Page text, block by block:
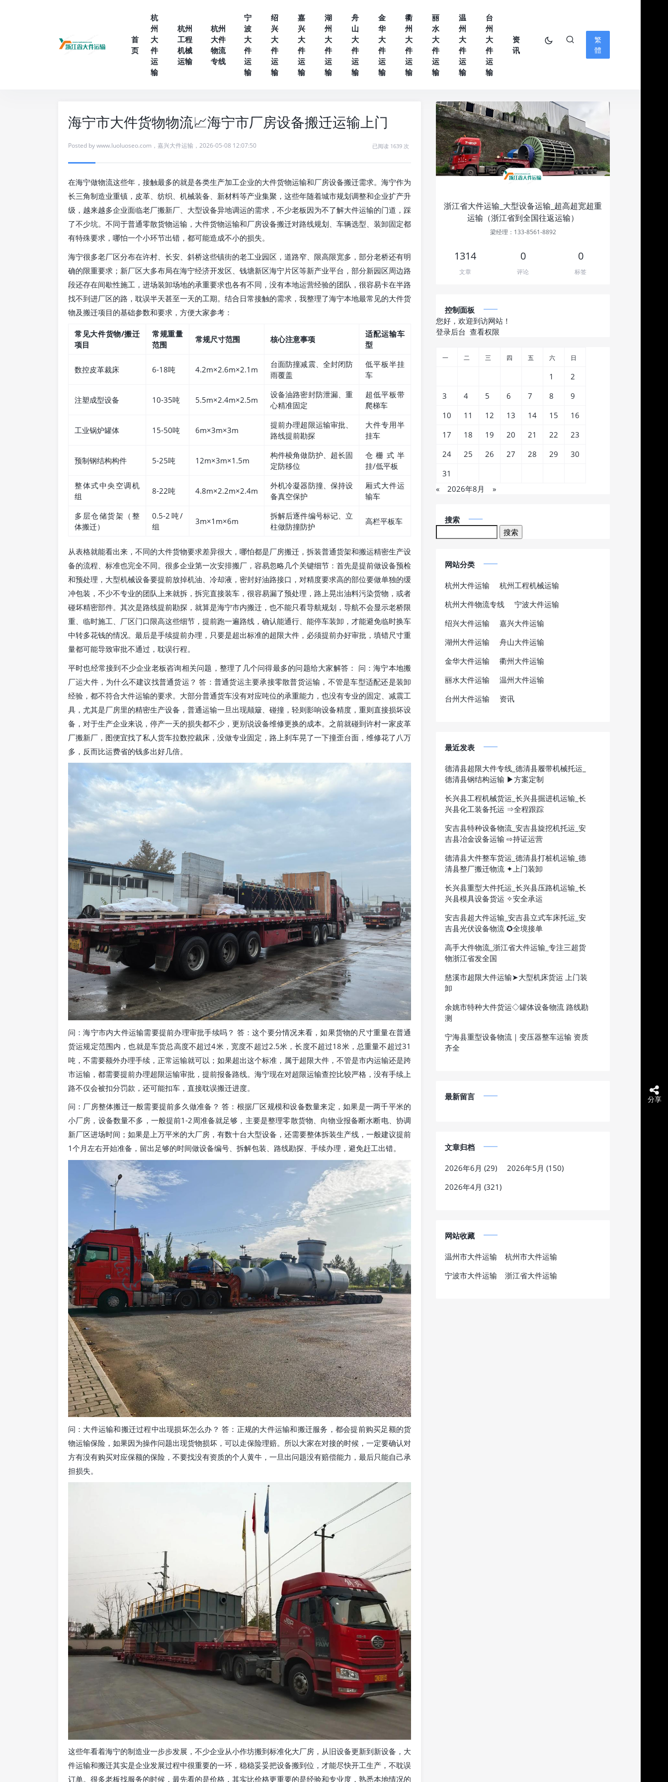
首
页
杭
州
大
件
运
输
杭州
工程
机械
运输
杭州
大件
物流
专线
宁
波
大
件
运
输
绍
兴
大
件
运
输
嘉
兴
大
件
运
输
湖
州
大
件
运
输
舟
山
大
件
运
输
金
华
大
件
运
输
衢
州
大
件
运
输
丽
水
大
件
运
输
温
州
大
件
运
输
台
州
大
件
运
输
资
讯
繁
體
海宁市大件货物物流📈海宁市厂房设备搬迁运输上门
Posted bywww.luoluoseo.com ， 嘉兴大件运输 ， 2026-05-08 12:07:50 已阅读 1639 次
在海宁做物流这些年，接触最多的就是各类生产加工企业的大件货物运输和厂房设备搬迁需求。海宁作为
长三角制造业重镇，皮革、纺织、机械装备、新材料等产业集聚，这些年随着城市规划调整和企业扩产升
级，越来越多企业面临老厂搬新厂、大型设备异地调运的需求，不少老板因为不了解大件运输的门道，踩
了不少坑。不同于普通零散货物运输，大件货物运输和厂房设备搬迁对路线规划、车辆选型、装卸固定都
有特殊要求，哪怕一个小环节出错，都可能造成不小的损失。
海宁很多老厂区分布在许村、长安、斜桥这些镇街的老工业园区，道路窄、限高限宽多，部分老桥还有明
确的限重要求；新厂区大多布局在海宁经济开发区、钱塘新区海宁片区等新产业平台，部分新园区周边路
段还存在间歇性施工，进场装卸场地的承重要求也各有不同，没有本地运营经验的团队，很容易卡在半路
找不到进厂区的路，耽误半天甚至一天的工期。结合日常接触的需求，我整理了海宁本地最常见的大件货
物及搬迁项目的基础参数和要求，方便大家参考：
常见大件货物/搬迁
项目
常规重量
范围
常规尺寸范围 核心注意事项
适配运输车
型
数控皮革裁床 6-18吨 4.2m×2.6m×2.1m
台面防撞减震、全封闭防
雨覆盖
低平板半挂
车
注塑成型设备 10-35吨 5.5m×2.4m×2.5m
设备油路密封防泄漏、重
心精准固定
超低平板带
爬梯车
工业锅炉罐体 15-50吨 6m×3m×3m
提前办理超限运输审批、
路线提前勘探
大件专用半
挂车
预制钢结构构件 5-25吨 12m×3m×1.5m
构件棱角做防护、超长固
定防移位
仓栅式半
挂/低平板
整体式中央空调机
组
8-22吨 4.8m×2.2m×2.4m
外机冷凝器防撞、保持设
备真空保护
厢式大件运
输车
多层仓储货架（整
体搬迁）
0.5-2吨/
组
3m×1m×6m
拆解后逐件编号标记、立
柱做防撞防护
高栏平板车
从表格就能看出来，不同的大件货物要求差异很大，哪怕都是厂房搬迁，拆装普通货架和搬运精密生产设
备的流程、标准也完全不同。很多企业第一次安排搬厂，容易忽略几个关键细节：首先是提前做设备预检
和预处理，大型机械设备要提前放掉机油、冷却液，密封好油路接口，对精度要求高的部位要做单独的缓
冲包装，不少不专业的团队上来就拆，拆完直接装车，很容易漏了预处理，路上晃出油料污染货物，或者
碰坏精密部件。其次是路线提前勘探，就算是海宁市内搬迁，也不能只看导航规划，导航不会显示老桥限
重、临时施工、厂区门口限高这些细节，提前跑一遍路线，确认能通行、能停车装卸，才能避免临时换车
中转多花钱的情况。最后是手续提前办理，只要是超出标准的超限大件，必须提前办好审批，填错尺寸重
量都可能导致审批不通过，耽误行程。
平时也经常接到不少企业老板咨询相关问题，整理了几个问得最多的问题给大家解答： 问：海宁本地搬
厂运大件，为什么不建议找普通货运？ 答：普通货运主要承接零散普货运输，不管是车型适配还是装卸
经验，都不符合大件运输的要求。大部分普通货车没有对应吨位的承重能力，也没有专业的固定、减震工
具，尤其是厂房里的精密生产设备，普通运输一旦出现颠簸、碰撞，轻则影响设备精度，重则直接损坏设
备，对于生产企业来说，停产一天的损失都不少，更别说设备维修更换的成本。之前就碰到许村一家皮革
厂搬新厂，图便宜找了私人货车拉数控裁床，没做专业固定，路上刹车晃了一下撞歪台面，维修花了八万
多，反而比运费省的钱多出好几倍。
问：海宁市内大件运输需要提前办理审批手续吗？ 答：这个要分情况来看，如果货物的尺寸重量在普通
货运规定范围内，也就是车货总高度不超过4米，宽度不超过2.5米，长度不超过18米，总重量不超过31
吨，不需要额外办理手续，正常运输就可以；如果超出这个标准，属于超限大件，不管是市内运输还是跨
市运输，都需要提前办理超限运输审批，提前报备路线。海宁现在对超限运输查控比较严格，没有手续上
路不仅会被扣分罚款，还可能扣车，直接耽误搬迁进度。
问：厂房整体搬迁一般需要提前多久做准备？ 答：根据厂区规模和设备数量来定，如果是一两千平米的
小厂房，设备数量不多，一般提前1-2周准备就足够，主要是整理零散货物、向物业报备断水断电、协调
新厂区进场时间；如果是上万平米的大厂房，有数十台大型设备，还需要整体拆装生产线，一般建议提前
1个月左右开始准备，留出足够的时间做设备编号、拆解包装、路线勘探、手续办理，避免赶工出错。
问：大件运输和搬迁过程中出现损坏怎么办？ 答：正规的大件运输和搬迁服务，都会提前购买足额的货
物运输保险，如果因为操作问题出现货物损坏，可以走保险理赔。所以大家在对接的时候，一定要确认对
方有没有购买对应保额的保险，不要找没有资质的个人黄牛，一旦出问题没有赔偿能力，最后只能自己承
担损失。
这些年看着海宁的制造业一步步发展，不少企业从小作坊搬到标准化大厂房，从旧设备更新到新设备，大
件运输和搬迁其实是企业发展过程中很重要的一环，稳稳妥妥把设备搬到位，才能尽快开工生产，不耽误
订单。很多老板找服务的时候，最先看的是价格，其实比价格更重要的是经验和专业度，熟悉本地情况的
浙江省大件运输_大型设备运输_超高超宽超重
运输（浙江省到全国往返运输）
梁经理：133-8561-8892
1314
文章
0
评论
0
标签
控制面板
您好，欢迎到访网站！
登录后台 查看权限
« 2026年8月 »
一 二 三 四 五 六 日
1
2
3
4 5 6 7 8
9
10
11 12 13 14 15
16
17
18 19 20 21 22
23
24
25 26 27 28 29
30
31
搜索
网站分类
杭州大件运输
杭州工程机械运输
杭州大件物流专线
宁波大件运输
绍兴大件运输
嘉兴大件运输
湖州大件运输
舟山大件运输
金华大件运输
衢州大件运输
丽水大件运输
温州大件运输
台州大件运输
资讯
最近发表
德清县超限大件专线_德清县履带机械托运_
德清县钢结构运输 ▶方案定制
长兴县工程机械货运_长兴县掘进机运输_长
兴县化工装备托运 ⇒全程跟踪
安吉县特种设备物流_安吉县旋挖机托运_安
吉县冶金设备运输 ⇨持证运营
德清县大件整车货运_德清县打桩机运输_德
清县整厂搬迁物流 ✦上门装卸
长兴县重型大件托运_长兴县压路机运输_长
兴县模具设备货运 ✧安全承运
安吉县超大件运输_安吉县立式车床托运_安
吉县光伏设备物流 ✪全境接单
高手大件物流_浙江省大件运输_专注三超货
物浙江省发全国
慈溪市超限大件运输➤大型机床货运 上门装
卸
余姚市特种大件货运◇罐体设备物流 路线勘
测
宁海县重型设备物流｜变压器整车运输 资质
齐全
最新留言
文章归档
2026年6月 (29)
2026年5月 (150)
2026年4月 (321)
网站收藏
温州市大件运输
杭州市大件运输
宁波市大件运输
浙江省大件运输
分享